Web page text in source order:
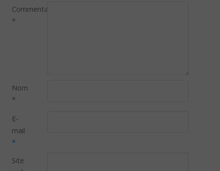
Commentaire
*
Nom
*
E-
mail
*
Site